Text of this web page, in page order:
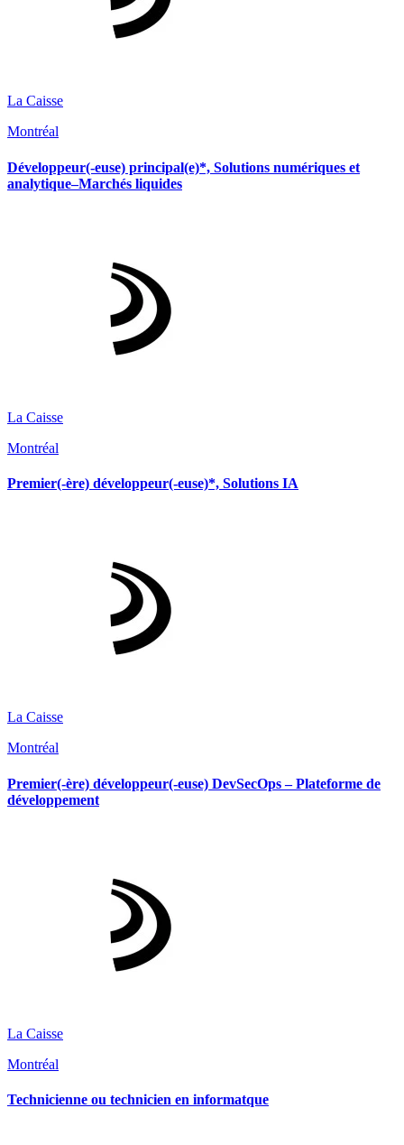
La Caisse
Montréal
Développeur(-euse) principal(e)*, Solutions numériques et
analytique–Marchés liquides
La Caisse
Montréal
Premier(-ère) développeur(-euse)*, Solutions IA
La Caisse
Montréal
Premier(-ère) développeur(-euse) DevSecOps – Plateforme de
développement
La Caisse
Montréal
Technicienne ou technicien en informatque